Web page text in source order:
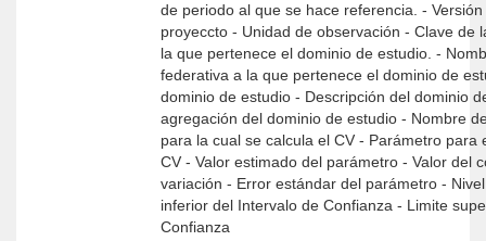
de periodo al que se hace referencia. - Versión de referencia del
proyeccto - Unidad de observación - Clave de la entidad federativa a
la que pertenece el dominio de estudio. - Nombre de la entidad
federativa a la que pertenece el dominio de estudio. -
dominio de estudio - Descripción del dominio de estudio - Nivel de
agregación del dominio de estudio - Nombre de la variable principal
para la cual se calcula el CV - Parámetro para el que se calcula el
CV - Valor estimado del parámetro - Valor del coeficiente de
variación - Error estándar del parámetro - Nivel de confianza - Limite
inferior del Intervalo de Confianza - Limite superior del Intervalo de
Confianza